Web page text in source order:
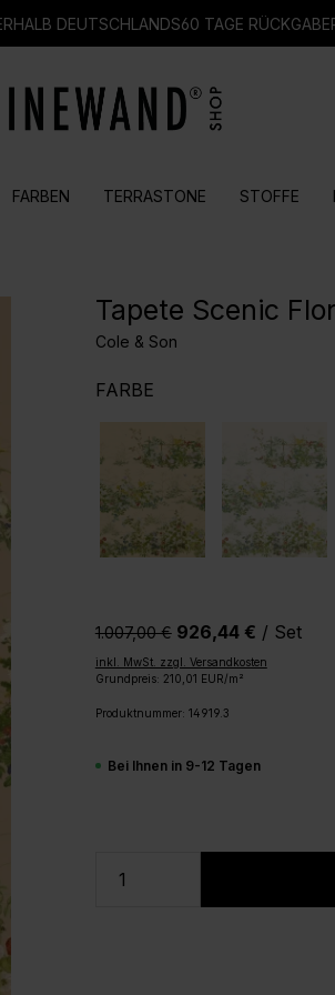
DEUTSCHLANDS60 TAGE
FARBEN TERRASTONE STOFFE
Tapete Scenic
Cole & Son
FARBEAUSWÄHLEN
1.007,00 €‎ 926,44 € / Set
inkl. MwSt. zzgl. Versandkosten
Grundpreis: 210,01 EUR/m²
Produktnummer: 14919.3
Bei Ihnen in 9-12 Tagen
Produkt Anzahl: